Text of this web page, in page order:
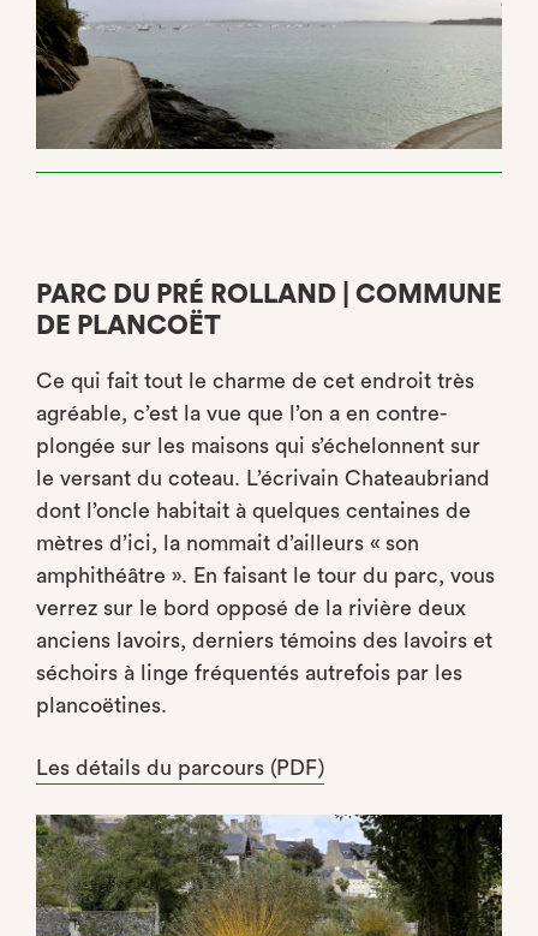
PARC DU PRÉ ROLLAND | COMMUNE
DE PLANCOËT
Ce qui fait tout le charme de cet endroit très
agréable, c’est la vue que l’on a en contre-
plongée sur les maisons qui s’échelonnent sur
le versant du coteau. L’écrivain Chateaubriand
dont l’oncle habitait à quelques centaines de
mètres d’ici, la nommait d’ailleurs « son
amphithéâtre ». En faisant le tour du parc, vous
verrez sur le bord opposé de la rivière deux
anciens lavoirs, derniers témoins des lavoirs et
séchoirs à linge fréquentés autrefois par les
plancoëtines.
Les détails du parcours (PDF)